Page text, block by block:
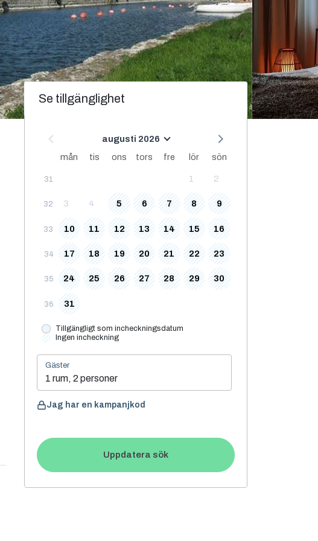
Se tillgänglighet
augusti 2026
mån
tis ons tors fre lör sön
31 1 2
32 3 4 5 6 7 8 9
33 10 11 12 13 14 15 16
34 17 18 19 20 21 22 23
35 24 25 26 27 28 29 30
36 31
Tillgängligt som incheckningsdatum
Ingen incheckning
Gäster
1 rum, 2 personer
Jag har en kampanjkod
Uppdatera sök